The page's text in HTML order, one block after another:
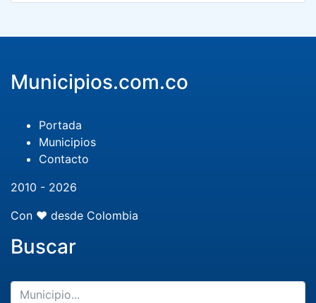
Municipios.com.co
Portada
Municipios
Contacto
2010 - 2026
Con ❤️ desde Colombia
Buscar